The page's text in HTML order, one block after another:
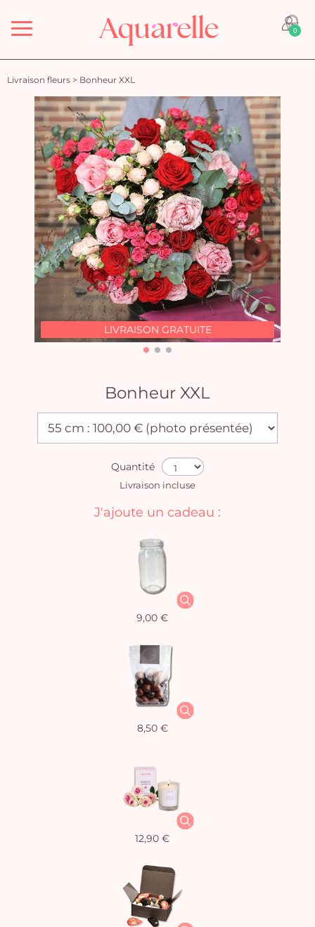
Menu 0
Livraison fleurs > Bonheur XXL
LIVRAISON GRATUITE
Bonheur XXL
Quantité
Livraison incluse
J'ajoute un cadeau :
9,00 €
8,50 €
12,90 €